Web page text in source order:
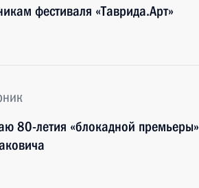
фестиваля «Таврида.Арт»
80-летия «блокадной премьеры»